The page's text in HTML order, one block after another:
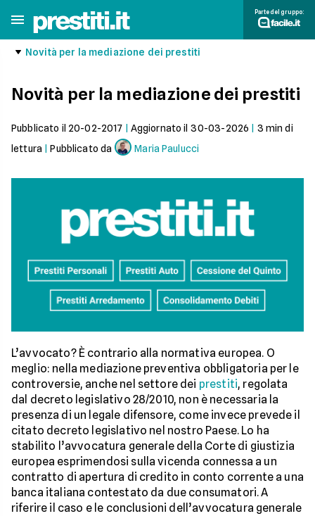
Parte del gruppo:
Novità per la mediazione dei prestiti
Novità per la mediazione dei prestiti
Pubblicato il 20-02-2017 Aggiornato il 30-03-2026 3 min di
lettura |Pubblicato da Maria Paulucci
L’avvocato? È contrario alla normativa europea. O
meglio: nella mediazione preventiva obbligatoria per le
controversie, anche nel settore dei prestiti, regolata
dal decreto legislativo 28/2010, non è necessaria la
presenza di un legale difensore, come invece prevede il
citato decreto legislativo nel nostro Paese. Lo ha
stabilito l’avvocatura generale della Corte di giustizia
europea esprimendosi sulla vicenda connessa a un
contratto di apertura di credito in conto corrente a una
banca italiana contestato da due consumatori. A
riferire il caso e le conclusioni dell’avvocatura generale